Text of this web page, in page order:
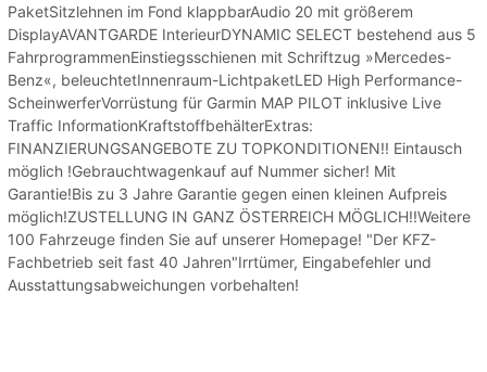
PaketSitzlehnen im Fond klappbarAudio 20 mit größerem
DisplayAVANTGARDE InterieurDYNAMIC SELECT bestehend aus 5
FahrprogrammenEinstiegsschienen mit Schriftzug »Mercedes-
Benz«, beleuchtetInnenraum-LichtpaketLED High Performance-
ScheinwerferVorrüstung für Garmin MAP PILOT inklusive Live
Traffic InformationKraftstoffbehälterExtras:
FINANZIERUNGSANGEBOTE ZU TOPKONDITIONEN!! Eintausch
möglich !Gebrauchtwagenkauf auf Nummer sicher! Mit
Garantie!Bis zu 3 Jahre Garantie gegen einen kleinen Aufpreis
möglich!ZUSTELLUNG IN GANZ ÖSTERREICH MÖGLICH!!Weitere
100 Fahrzeuge finden Sie auf unserer Homepage! "Der KFZ-
Fachbetrieb seit fast 40 Jahren"Irrtümer, Eingabefehler und
Ausstattungsabweichungen vorbehalten!